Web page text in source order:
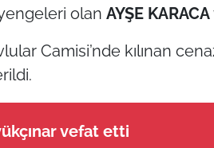
yengeleri olan AYŞE KARACA
Camisi’nde kılınan
vefat etti